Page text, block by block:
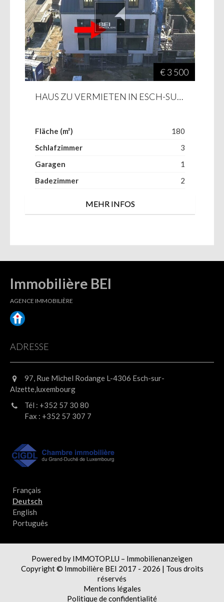
€ 3 500
HAUS ZU VERMIETEN IN ESCH-SUR-ALZETTE
Fläche (m²)
180
Schlafzimmer
3
Garagen
1
Badezimmer
2
MEHR INFOS
Immobilière BEI
AGENCE IMMOBILIÈRE
ADRESSE
97, Rue Michel Rodange L-4306 Esch-sur-
Alzette,luxembourg
Tél : +352 57 30 80
Fax : +352 57 307 7
Français
Deutsch
English
Português
Powered by IMMOTOP.LU – Immobilienanzeigen
Copyright © Immobilière BEI 2017 - 2026 | Tous droits
réservés
Mentions légales
Politique de confidentialité